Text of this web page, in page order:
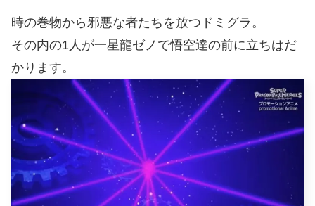
時の巻物から邪悪な者たちを放つドミグラ。
その内の1人が一星龍ゼノで悟空達の前に立ちはだ
かります。